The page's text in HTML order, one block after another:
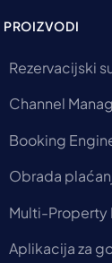
PROIZVODI
Rezervacijski
Channel
Booking
Obrada
Multi-Property
Aplikacija za